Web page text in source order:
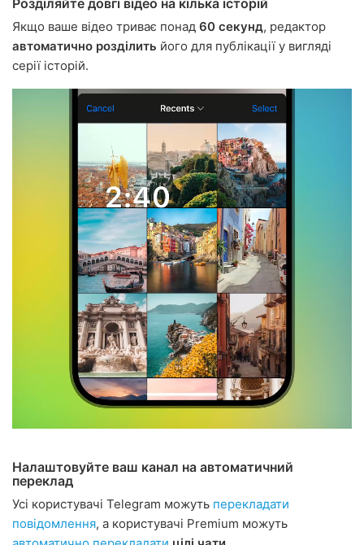
Розділяйте довгі відео на кілька історій
Якщо ваше відео триває понад 60 секунд, редактор
автоматично розділить його для публікації у вигляді
серії історій.
Налаштовуйте ваш канал на автоматичний
переклад
Усі користувачі Telegram можуть перекладати
повідомлення, а користувачі Premium можуть